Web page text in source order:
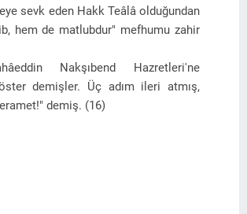
sevk eden Hakk Teâlâ olduğundan
hem de matlubdur" mefhumu zahir
Nakşıbend Hazretleri'ne
demişler. Üç adım ileri atmış,
demiş. (16)